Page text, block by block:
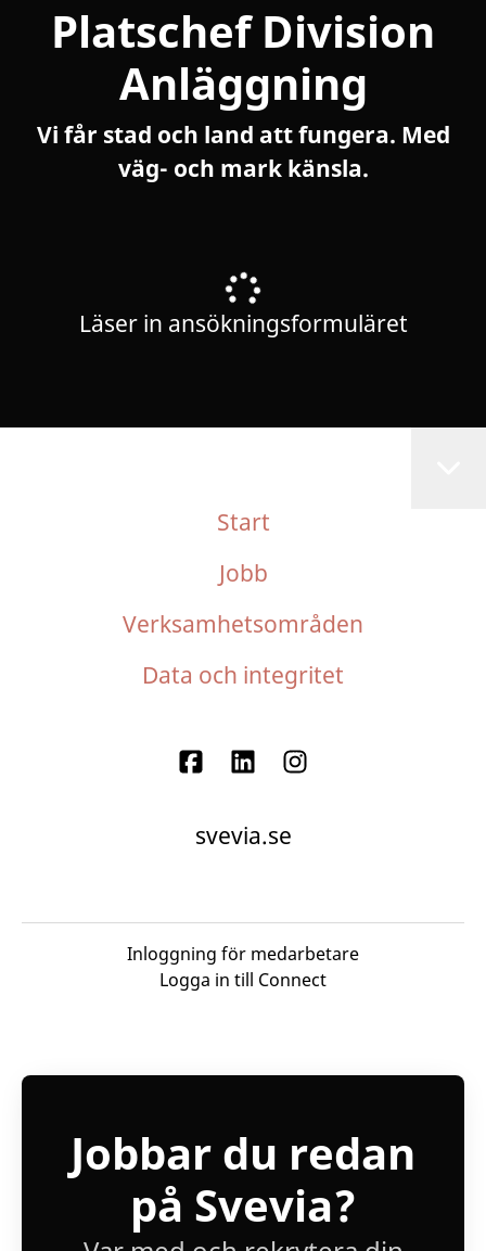
Platschef Division
Anläggning
Vi får stad och land att fungera. Med
väg- och mark känsla.
Läser in ansökningsformuläret
Start
Jobb
Verksamhetsområden
Data och integritet
svevia.se
Inloggning för medarbetare
Logga in till Connect
Jobbar du redan
på Svevia?